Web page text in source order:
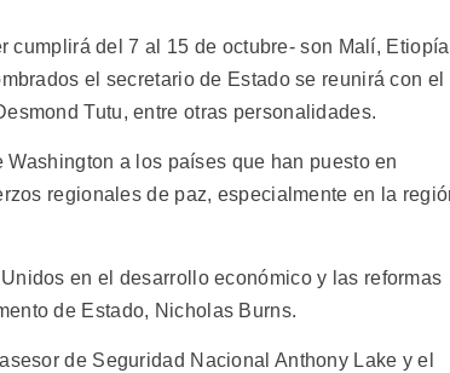
cumplirá del 7 al 15 de octubre- son Malí,
el secretario de Estado se reunirá con el
Tutu, entre otras personalidades.
a los países que han puesto en
regionales de paz, especialmente en la
en el desarrollo económico y las reformas
de Estado, Nicholas Burns.
de Seguridad Nacional Anthony Lake y el